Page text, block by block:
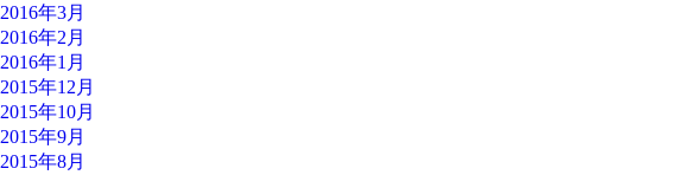
2016年3月
2016年2月
2016年1月
2015年12月
2015年10月
2015年9月
2015年8月